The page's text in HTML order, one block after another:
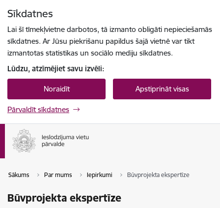
Sīkdatnes
Lai šī tīmekļvietne darbotos, tā izmanto obligāti nepieciešamās
sīkdatnes. Ar Jūsu piekrišanu papildus šajā vietnē var tikt
izmantotas statistikas un sociālo mediju sīkdatnes.
Lūdzu, atzīmējiet savu izvēli:
Noraidīt Apstiprināt visas
Pārvaldīt sīkdatnes
Sākums Par mums Iepirkumi Būvprojekta ekspertīze
Būvprojekta ekspertīze